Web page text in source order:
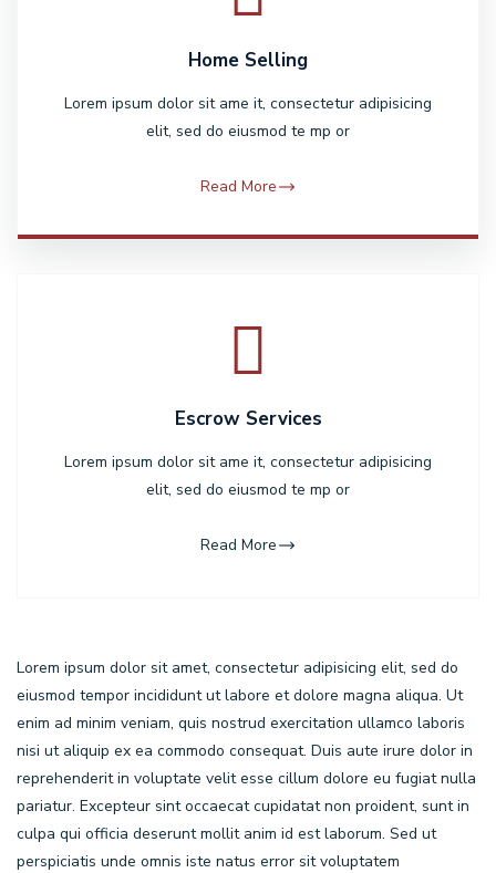
Home Selling
Lorem ipsum dolor sit ame it, consectetur adipisicing
elit, sed do eiusmod te mp or
Read More
Escrow Services
Lorem ipsum dolor sit ame it, consectetur adipisicing
elit, sed do eiusmod te mp or
Read More
Lorem ipsum dolor sit amet, consectetur adipisicing elit, sed do
eiusmod tempor incididunt ut labore et dolore magna aliqua. Ut
enim ad minim veniam, quis nostrud exercitation ullamco laboris
nisi ut aliquip ex ea commodo consequat. Duis aute irure dolor in
reprehenderit in voluptate velit esse cillum dolore eu fugiat nulla
pariatur. Excepteur sint occaecat cupidatat non proident, sunt in
culpa qui officia deserunt mollit anim id est laborum. Sed ut
perspiciatis unde omnis iste natus error sit voluptatem